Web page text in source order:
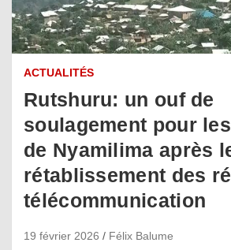
ACTUALITÉS
Rutshuru: un ouf de
soulagement pour
de Nyamilima après
rétablissement des
télécommunication
19 février 2026 Félix Balume